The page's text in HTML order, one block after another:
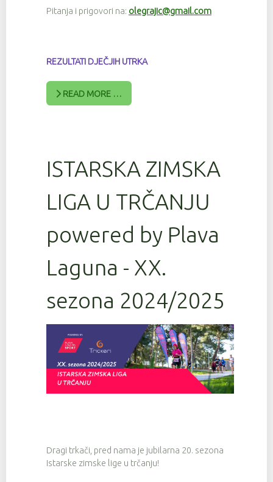
Pitanja i prigovori na: olegrajic@gmail.com
REZULTATI DJEČJIH UTRKA
READ MORE …
ISTARSKA ZIMSKA
LIGA U TRČANJU
powered by Plava
Laguna - XX.
sezona 2024/2025
Dragi trkači, pred nama je jubilarna 20. sezona
Istarske zimske lige u trčanju!